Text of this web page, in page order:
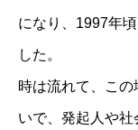
になり、1997年
した。
時は流れて、こ
いで、発起人や